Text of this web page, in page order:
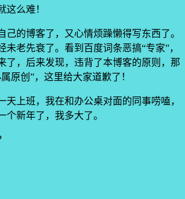
这么难！
己的博客了，又心情烦躁懒得写东西了。
未老先衰了。看到百度词条恶搞“专家”，
了，后来发现，违背了本博客的原则，那
原创”，这里给大家道歉了！
天上班，我在和办公桌对面的同事唠嗑，
个新年了，我多大了。